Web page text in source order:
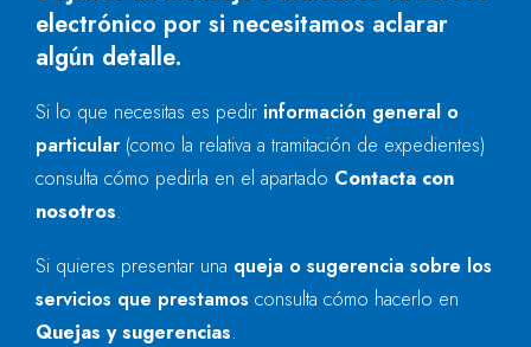
electrónico por si necesitamos aclarar
algún detalle.
Si lo que necesitas es pedir información general o
particular (como la relativa a tramitación de expedientes)
consulta cómo pedirla en el apartado Contacta con
nosotros.
Si quieres presentar una queja o sugerencia sobre los
servicios que prestamos consulta cómo hacerlo en
Quejas y sugerencias.